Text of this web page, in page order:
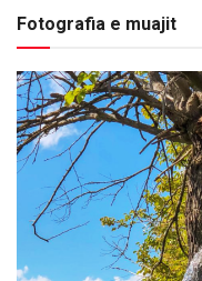
Fotografia e muajit